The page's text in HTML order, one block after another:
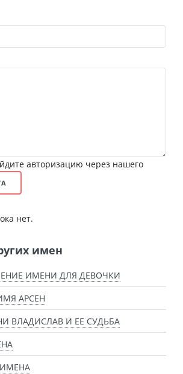
авторизацию через нашего
нет.
имен
ИМЕНИ ДЛЯ ДЕВОЧКИ
АРСЕН
ВЛАДИСЛАВ И ЕЕ СУДЬБА